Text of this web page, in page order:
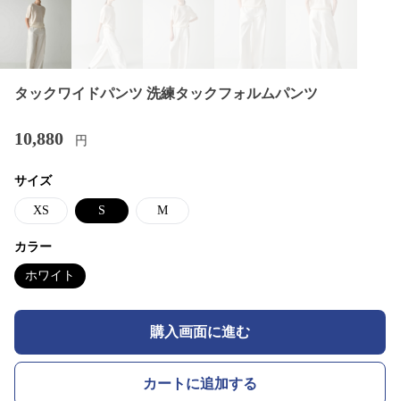
タックワイドパンツ 洗練タックフォルムパンツ
10,880 円
サイズ
XS S M
カラー
ホワイト
購入画面に進む
カートに追加する